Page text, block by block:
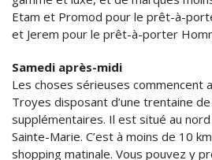
Etam et Promod pour le prêt-à-
et Jerem pour le prêt-à-porter
Samedi après-midi
Les choses sérieuses commencent
Troyes disposant d’une trentaine
supplémentaires. Il est situé au
Sainte-Marie. C’est à moins de 10
shopping matinale. Vous pouvez y